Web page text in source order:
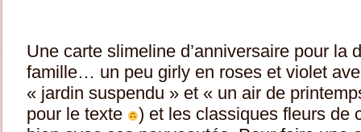
Une carte slimeline d’anniversaire pour la
famille… un peu girly en roses et violet
« jardin suspendu » et « un air de
pour le texte
) et les classiques fleurs de